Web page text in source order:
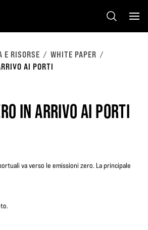
E RISORSE
WHITE PAPER
AI PORTI
IN ARRIVO AI PORTI
va verso le emissioni zero. La principale